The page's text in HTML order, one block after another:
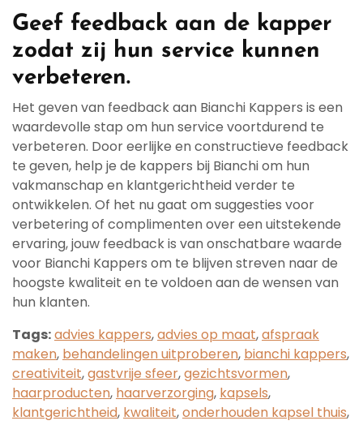
Geef feedback aan de kapper
zodat zij hun service kunnen
verbeteren.
Het geven van feedback aan Bianchi Kappers is een
waardevolle stap om hun service voortdurend te
verbeteren. Door eerlijke en constructieve feedback
te geven, help je de kappers bij Bianchi om hun
vakmanschap en klantgerichtheid verder te
ontwikkelen. Of het nu gaat om suggesties voor
verbetering of complimenten over een uitstekende
ervaring, jouw feedback is van onschatbare waarde
voor Bianchi Kappers om te blijven streven naar de
hoogste kwaliteit en te voldoen aan de wensen van
hun klanten.
Tags:advies kappers,advies op maat,afspraak
maken, behandelingen uitproberen, bianchi kappers,
creativiteit,gastvrije sfeer,gezichtsvormen,
haarproducten, haarverzorging, kapsels,
klantgerichtheid, kwaliteit,onderhouden kapsel thuis,